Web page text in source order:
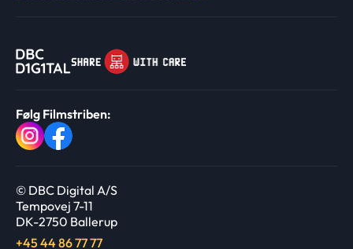
Følg Filmstriben:
© DBC Digital A/S
Tempovej 7-11
DK-2750 Ballerup
+45 44 86 77 77